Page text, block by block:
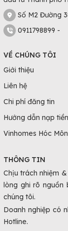
Số M2 Đường
0911798899 -
VỀ CHÚNG TÔI
Giới thiệu
Liên hệ
Chi phí đăng tin
Hướng dẫn nạp tiền
Vinhomes Hóc Môn
THÔNG TIN
Chịu trách nhiệm
lòng ghi rõ nguồn
chúng tôi.
Doanh nghiệp có
Hotline.